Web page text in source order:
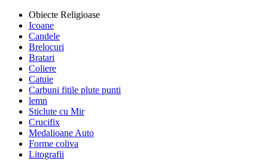
Obiecte Religioase
Icoane
Candele
Brelocuri
Bratari
Coliere
Catuie
Carbuni fitile plute punti
lemn
Sticlute cu Mir
Crucifix
Medalioane Auto
Forme coliva
Litografii